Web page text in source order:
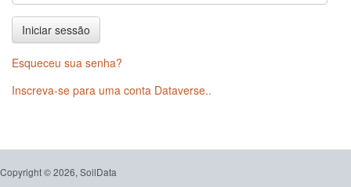
Iniciar sessão
Esqueceu sua senha?
Inscreva-se para uma conta Dataverse..
Copyright © 2026, SoilData